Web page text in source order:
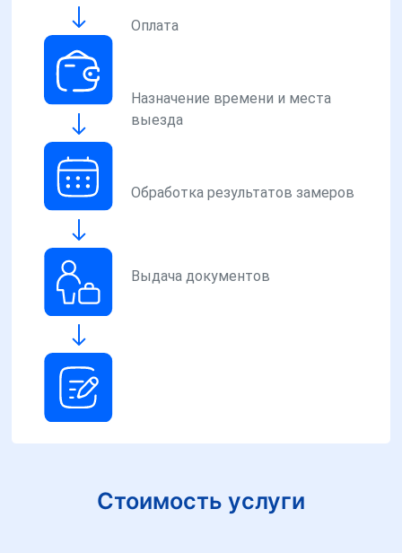
Оплата
Назначение времени и места
выезда
Обработка результатов замеров
Выдача документов
Стоимость услуги